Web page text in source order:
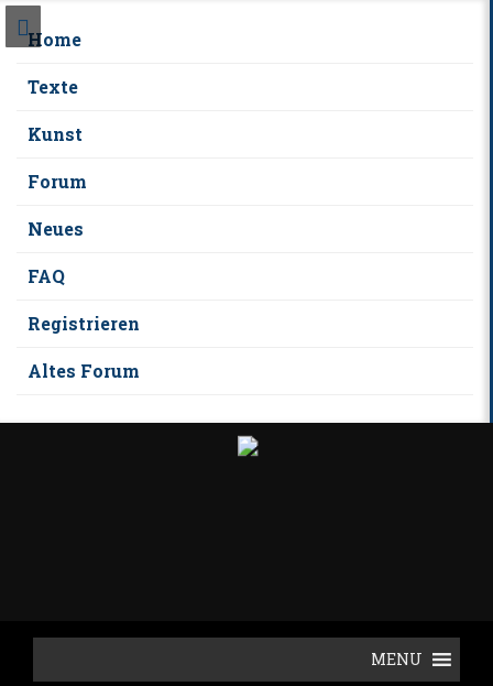
Home
Texte
Kunst
Forum
Neues
FAQ
Registrieren
Altes Forum